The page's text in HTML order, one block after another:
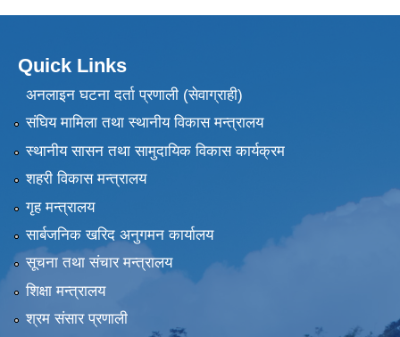
Quick Links
अनलाइन घटना दर्ता प्रणाली (सेवाग्राही)
संघिय मामिला तथा स्थानीय विकास मन्त्रालय
स्थानीय सासन तथा सामुदायिक विकास कार्यक्रम
शहरी विकास मन्त्रालय
गृह मन्त्रालय
सार्बजनिक खरिद अनुगमन कार्यालय
सूचना तथा संचार मन्त्रालय
शिक्षा मन्त्रालय
श्रम संसार प्रणाली